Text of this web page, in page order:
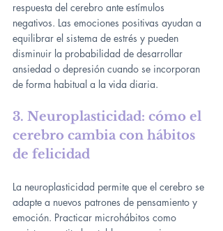
respuesta del cerebro ante estímulos
negativos. Las emociones positivas ayudan a
equilibrar el sistema de estrés y pueden
disminuir la probabilidad de desarrollar
ansiedad o depresión cuando se incorporan
de forma habitual a la vida diaria.
3. Neuroplasticidad: cómo el
cerebro cambia con hábitos
de felicidad
La neuroplasticidad permite que el cerebro se
adapte a nuevos patrones de pensamiento y
emoción. Practicar microhábitos como